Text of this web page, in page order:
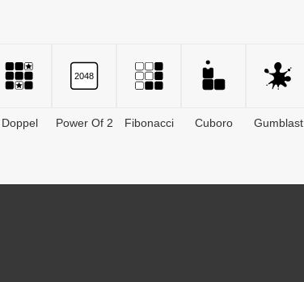
Doppel Power Of 2 Fibonacci Cuboro Gumblast